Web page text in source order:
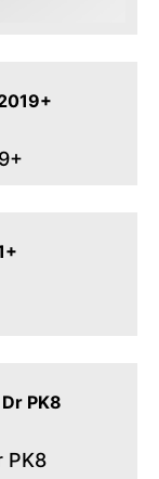
PK8